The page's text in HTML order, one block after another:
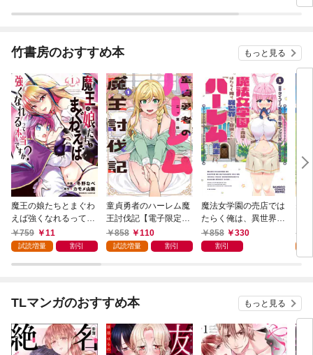
竹書房のおすすめ本 もっと見る
魔王の娘たちとまぐわ
えば強くなれるって本
当ですか？【特典ペー
パー付き】【カラーペ
759 11
試読増量 割引
童貞勇者のハーレム魔
王討伐記【電子限定特
典付き】 (1)
858 110
試読増量 割引
魔法女学園の売店では
たらく俺は、異世界か
ら召喚された『ハーレ
ム先生』です。 (1)
858 330
割引
っ
(1)
TLマンガのおすすめ本 もっと見る